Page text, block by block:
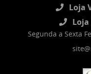
Loja
Loja
Segunda a Sexta